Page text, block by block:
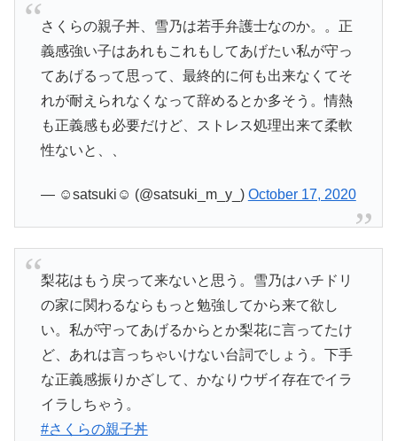
さくらの親子丼、雪乃は若手弁護士なのか。。正
義感強い子はあれもこれもしてあげたい私が守っ
てあげるって思って、最終的に何も出来なくてそ
れが耐えられなくなって辞めるとか多そう。情熱
も正義感も必要だけど、ストレス処理出来て柔軟
性ないと、、
— ︎☺︎satsuki︎☺︎ (@satsuki_m_y_) October 17, 2020
梨花はもう戻って来ないと思う。雪乃はハチドリ
の家に関わるならもっと勉強してから来て欲し
い。私が守ってあげるからとか梨花に言ってたけ
ど、あれは言っちゃいけない台詞でしょう。下手
な正義感振りかざして、かなりウザイ存在でイラ
イラしちゃう。
#さくらの親子丼